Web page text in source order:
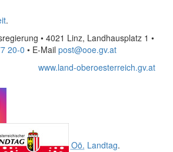
.
• 4021 Linz, Landhausplatz 1 •
20-0 • E-Mail post@ooe.gv.at
www.land-oberoesterreich.gv.at
Oö. Landtag.